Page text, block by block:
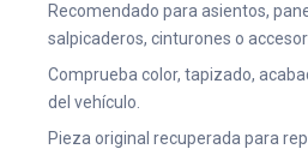
Recomendado para asientos,
salpicaderos, cinturones o
Comprueba color, tapizado,
del vehículo.
Pieza original recuperada para